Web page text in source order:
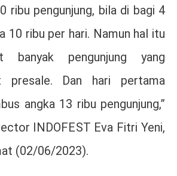
ribu pengunjung, bila di bagi 4
10 ribu per hari. Namun hal itu
banyak pengunjung yang
presale. Dan hari pertama
angka 13 ribu pengunjung,”
INDOFEST Eva Fitri Yeni,
(02/06/2023).